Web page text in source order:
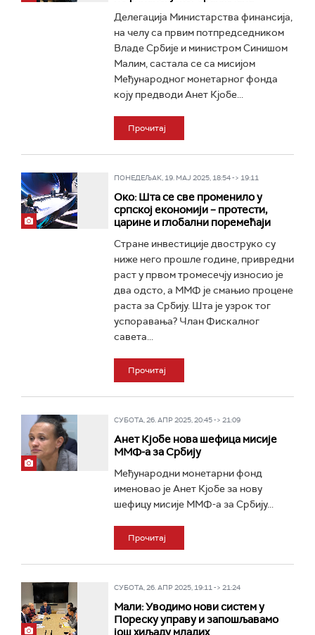
Делегација Министарства финансија,
на челу са првим потпредседником
Владе Србије и министром Синишом
Малим, састала се са мисијом
Међународног монетарног фонда
коју предводи Анет Кјобе...
Прочитај
ПОНЕДЕЉАК, 19. МАЈ 2025, 18:54 -> 19:11
Око: Шта се све променило у
српској економији – протести,
царине и глобални поремећаји
Стране инвестиције двоструко су
ниже него прошле године, привредни
раст у првом тромесечју износио је
два одсто, a ММФ је смањио процене
раста за Србију. Шта је узрок тог
успоравања? Члан Фискалног
савета...
Прочитај
СУБОТА, 26. АПР 2025, 20:45 -> 21:09
Анет Кјобе нова шефица мисије
ММФ-а за Србију
Међународни монетарни фонд
именовао је Анет Кјобе за нову
шефицу мисије ММФ-а за Србију...
Прочитај
СУБОТА, 26. АПР 2025, 19:11 -> 21:24
Мали: Уводимо нови систем у
Пореску управу и запошљавамо
још хиљаду младих